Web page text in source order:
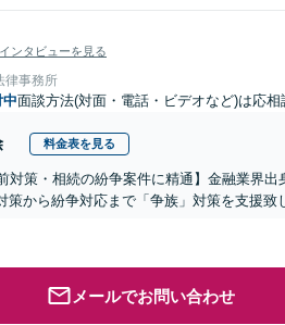
インタビューを見る
律事務所
面談方法(対面・電話・ビデオなど)は応相
料金表を見る
対策・相続の紛争案件に精通】金融業界
策から紛争対応まで「争族」対策を支援致
メールでお問い合わせ